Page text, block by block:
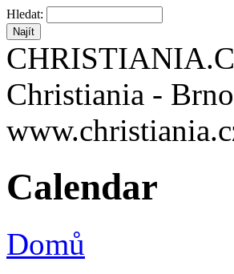
Hledat:
Christiania -
Calendar
Domů